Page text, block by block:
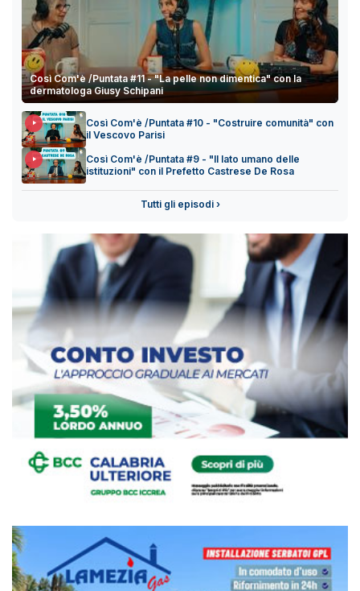
Così Com'è /Puntata #11 - "La pelle non dimentica" con la
dermatologa Giusy Schipani
Così Com'è /Puntata #10 - "Costruire comunità" con
il Vescovo Parisi
Così Com'è /Puntata #9 - "Il lato umano delle
istituzioni" con il Prefetto Castrese De Rosa
Tutti gli episodi ›